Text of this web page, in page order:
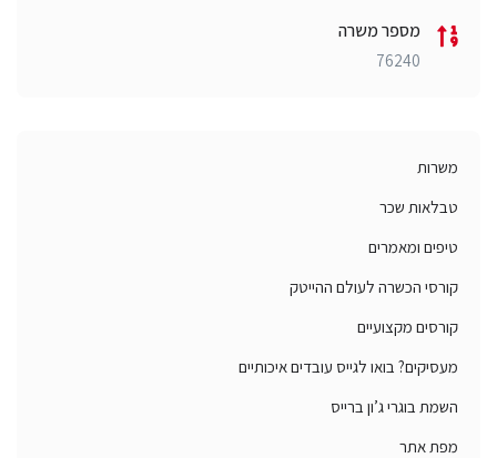
מספר משרה
76240
משרות
טבלאות שכר
טיפים ומאמרים
קורסי הכשרה לעולם ההייטק
קורסים מקצועיים
מעסיקים? בואו לגייס עובדים איכותיים
השמת בוגרי ג’ון ברייס
מפת אתר